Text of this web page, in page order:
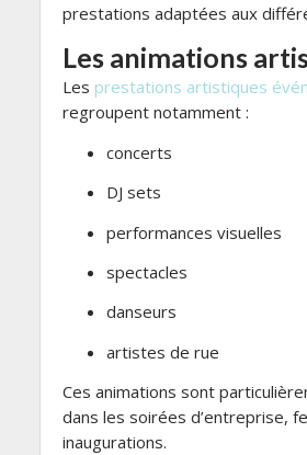
prestations adaptées aux
Les animations
Les prestations artistiques
regroupent notamment :
concerts
DJ sets
performances visuelles
spectacles
danseurs
artistes de rue
Ces animations sont
dans les soirées d’entreprise,
inaugurations.